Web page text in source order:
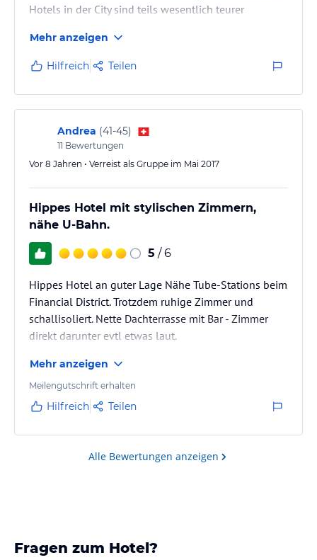
Hotels in der City sind teils wesentlich teurer
Mehr anzeigen
Hilfreich Teilen
Andrea (41-45)
11 Bewertungen
Vor 8 Jahren • Verreist als Gruppe im Mai 2017
Hippes Hotel mit stylischen Zimmern,
nähe U-Bahn.
5 / 6
Hippes Hotel an guter Lage Nähe Tube-Stations beim
Financial District. Trotzdem ruhige Zimmer und
schallisoliert. Nette Dachterrasse mit Bar - Zimmer
direkt darunter evtl etwas laut.
Mehr anzeigen
Meilengutschrift erhalten
Hilfreich Teilen
Alle Bewertungen anzeigen
Fragen zum Hotel?